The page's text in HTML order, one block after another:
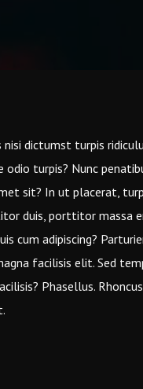
dictumst turpis
odio turpis? Nunc
sit? In ut placerat,
duis, porttitor massa
cum adipiscing?
facilisis elit. Sed
Phasellus.